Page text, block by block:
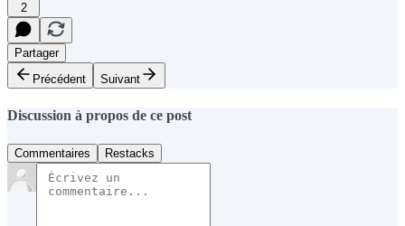
2
Partager
Précédent
Suivant
Discussion à propos de ce post
Commentaires Restacks